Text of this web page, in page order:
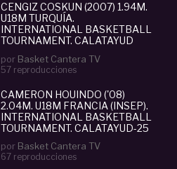
CENGIZ COSKUN (2007) 1.94M.
U18M TURQUÍA.
INTERNATIONAL BASKETBALL
TOURNAMENT. CALATAYUD
por Basket Cantera TV
57 reproducciones
CAMERON HOUINDO ('08)
2.04M. U18M FRANCIA (INSEP).
INTERNATIONAL BASKETBALL
TOURNAMENT. CALATAYUD-25
por Basket Cantera TV
67 reproducciones